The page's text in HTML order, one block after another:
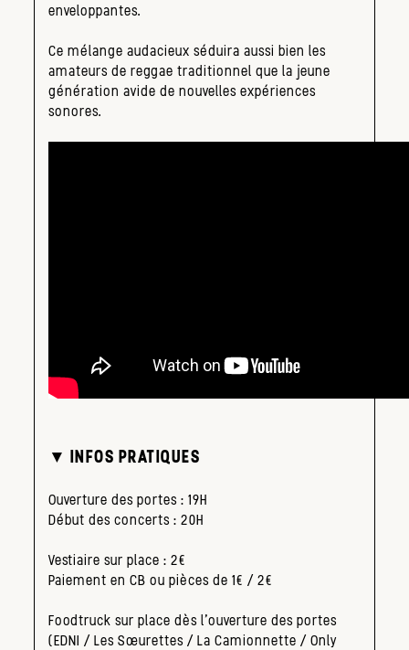
enveloppantes.
Ce mélange audacieux séduira aussi bien les
amateurs de reggae traditionnel que la jeune
génération avide de nouvelles expériences
sonores.
▼ INFOS PRATIQUES
Ouverture des portes : 19H
Début des concerts : 20H
Vestiaire sur place : 2€
Paiement en CB ou pièces de 1€ / 2€
Foodtruck sur place dès l’ouverture des portes
(EDNI / Les Sœurettes / La Camionnette / Only